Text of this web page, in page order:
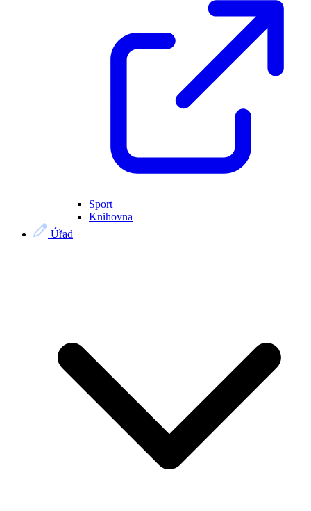
Sport
Knihovna
Úřad